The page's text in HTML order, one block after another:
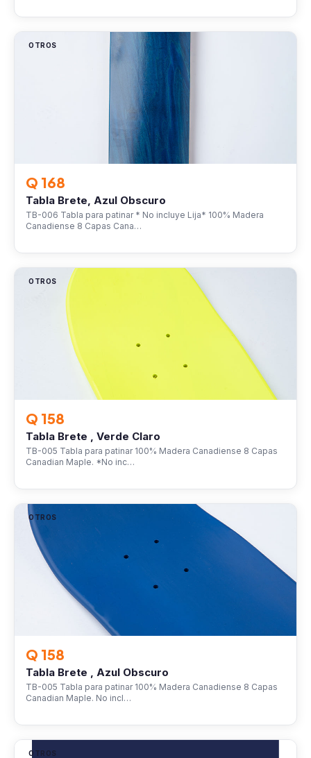
OTROS
Q 168
Tabla Brete, Azul Obscuro
TB-006 Tabla para patinar * No incluye Lija* 100% Madera
Canadiense 8 Capas Cana…
OTROS
Q 158
Tabla Brete , Verde Claro
TB-005 Tabla para patinar 100% Madera Canadiense 8 Capas
Canadian Maple. *No inc…
OTROS
Q 158
Tabla Brete , Azul Obscuro
TB-005 Tabla para patinar 100% Madera Canadiense 8 Capas
Canadian Maple. No incl…
OTROS